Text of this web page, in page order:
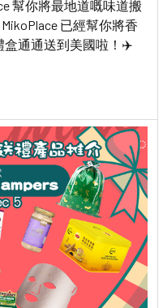
幫你將最地道嘅味道搬
已經幫你將香
盒通通送到美國啦！✈️